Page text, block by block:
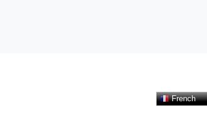
French